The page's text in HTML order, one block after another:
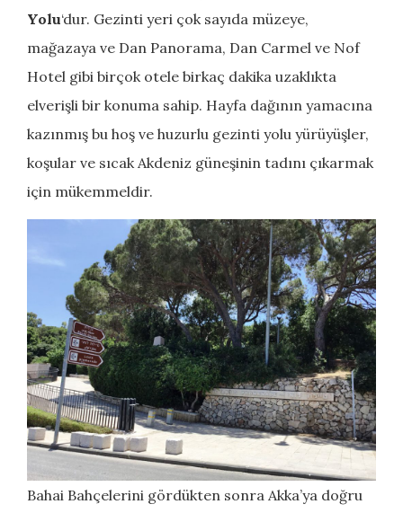
Yolu‘dur. Gezinti yeri çok sayıda müzeye,
mağazaya ve Dan Panorama, Dan Carmel ve Nof
Hotel gibi birçok otele birkaç dakika uzaklıkta
elverişli bir konuma sahip. Hayfa dağının yamacına
kazınmış bu hoş ve huzurlu gezinti yolu yürüyüşler,
koşular ve sıcak Akdeniz güneşinin tadını çıkarmak
için mükemmeldir.
Bahai Bahçelerini gördükten sonra Akka’ya doğru